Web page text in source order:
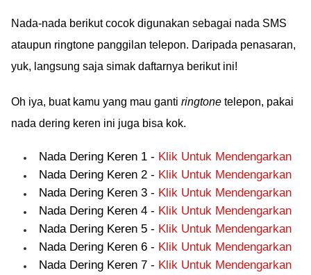
Nada-nada berikut cocok digunakan sebagai nada SMS
ataupun ringtone panggilan telepon. Daripada penasaran,
yuk, langsung saja simak daftarnya berikut ini!
Oh iya, buat kamu yang mau ganti ringtone telepon, pakai
nada dering keren ini juga bisa kok.
Nada Dering Keren 1 - Klik Untuk Mendengarkan
Nada Dering Keren 2 - Klik Untuk Mendengarkan
Nada Dering Keren 3 - Klik Untuk Mendengarkan
Nada Dering Keren 4 - Klik Untuk Mendengarkan
Nada Dering Keren 5 - Klik Untuk Mendengarkan
Nada Dering Keren 6 - Klik Untuk Mendengarkan
Nada Dering Keren 7 - Klik Untuk Mendengarkan